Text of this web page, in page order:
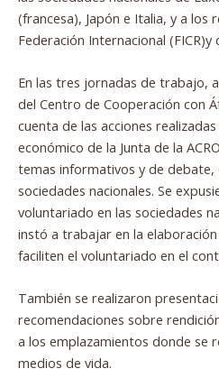
(francesa), Japón e Italia, y a los
Federación Internacional (FICR)y
En las tres jornadas de trabajo,
del Centro de Cooperación con
cuenta de las acciones
económico de la Junta de la
temas informativos y de debate,
sociedades nacionales. Se
voluntariado en las sociedades
instó a trabajar en la
faciliten el voluntariado en el
También se realizaron
recomendaciones sobre
a los emplazamientos donde se
medios de vida.